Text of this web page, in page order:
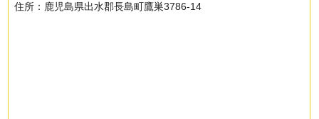
住所：鹿児島県出水郡長島町鷹巣3786-14